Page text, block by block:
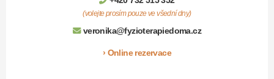
(volejte prosím pouze ve všední dny)
veronika@fyzioterapiedoma.cz
› Online rezervace